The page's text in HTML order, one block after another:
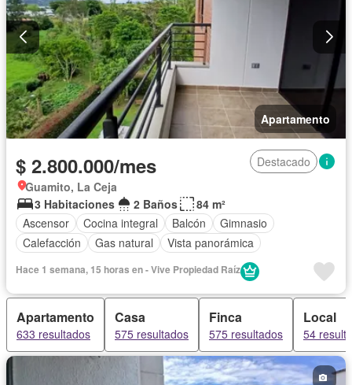
Apartamento
$ 2.800.000/mes
Destacado
Guamito, La Ceja
3 Habitaciones
2 Baños
84 m²
Ascensor
Cocina integral Balcón
Gimnasio
Calefacción
Gas natural Vista panorámica
Hace 1 semana, 15 horas en - Vive Propiedad Raíz
Apartamento
633 resultados
Casa
575 resultados
Finca
575 resultados
Local
54